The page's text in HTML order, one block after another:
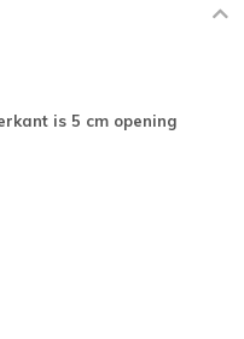
is 5 cm opening